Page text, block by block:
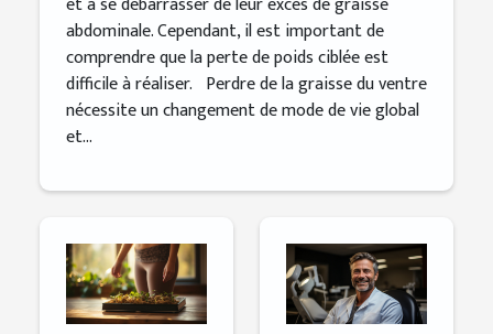
abdominale. Cependant, il est important de
comprendre que la perte de poids ciblée est
difficile à réaliser. Perdre de la graisse du ventre
nécessite un changement de mode de vie global
et...